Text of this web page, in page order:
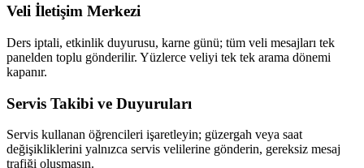
Veli İletişim Merkezi
Ders iptali, etkinlik duyurusu, karne günü; tüm veli mesajları tek
panelden toplu gönderilir. Yüzlerce veliyi tek tek arama dönemi
kapanır.
Servis Takibi ve Duyuruları
Servis kullanan öğrencileri işaretleyin; güzergah veya saat
değişikliklerini yalnızca servis velilerine gönderin, gereksiz mesaj
trafiği oluşmasın.